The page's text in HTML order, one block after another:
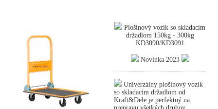
Plošinový vozík so skladacím
držadlom 150kg - 300kg
KD3090/KD3091
Novinka 2023
Univerzálny plošinový vozík
so skladacím držadlom od
Kraft&Dele je perfektný na